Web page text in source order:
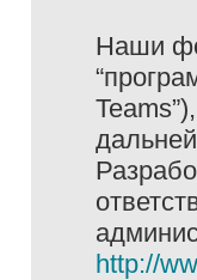
Наши
http://